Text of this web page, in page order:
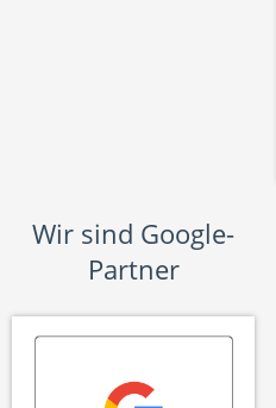
Wir sind Google-
Partner